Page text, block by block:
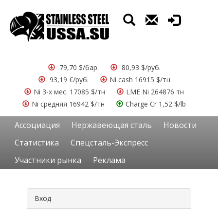
79,70 $/бар.
80,93 $/руб.
93,19 €/руб.
Ni cash 16915 $/тн
Ni 3-х мес. 17085 $/тн
LME Ni 264876 тн
Ni средняя 16942 $/тн
Charge Cr 1,52 $/lb
Ассоциация Нержавеющая сталь
Новости
Статистика
Спецсталь-Экспресс
Участники рынка
Реклама
Вход